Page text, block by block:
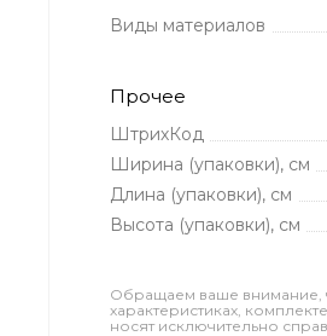
Виды материалов
Прочее
ШтрихКод
Ширина (упаковки), см
Длина (упаковки), см
Высота (упаковки), см
Обращаем ваше внимание,
характеристиках,
носят исключительно